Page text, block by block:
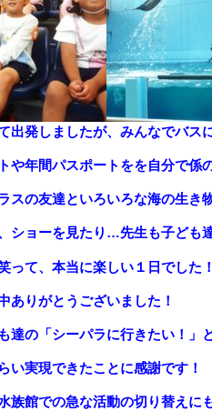
出発しましたが、みんなでバス
や年間パスポートをを自分で係
スの友達といろいろな海の生き
ショーを見たり…先生も子ども
って、 本当に楽しい１日でした！
ありがとうございました！
達の「シーパラに行きたい！」
い実現できたことに感謝です！
族館での急な活動の切り替えに